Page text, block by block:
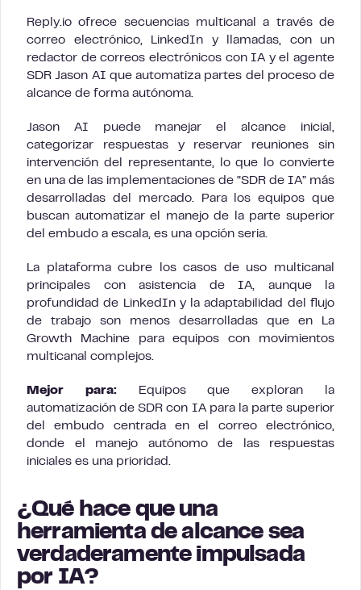
Reply.io ofrece secuencias multicanal a través de
correo electrónico, LinkedIn y llamadas, con un
redactor de correos electrónicos con IA y el agente
SDR Jason AI que automatiza partes del proceso de
alcance de forma autónoma.
Jason AI puede manejar el alcance inicial,
categorizar respuestas y reservar reuniones sin
intervención del representante, lo que lo convierte
en una de las implementaciones de “SDR de IA” más
desarrolladas del mercado. Para los equipos que
buscan automatizar el manejo de la parte superior
del embudo a escala, es una opción seria.
La plataforma cubre los casos de uso multicanal
principales con asistencia de IA, aunque la
profundidad de LinkedIn y la adaptabilidad del flujo
de trabajo son menos desarrolladas que en La
Growth Machine para equipos con movimientos
multicanal complejos.
Mejor para:Equipos que exploran la
automatización de SDR con IA para la parte superior
del embudo centrada en el correo electrónico,
donde el manejo autónomo de las respuestas
iniciales es una prioridad.
¿Qué hace que una
herramienta de alcance sea
verdaderamente impulsada
por IA?